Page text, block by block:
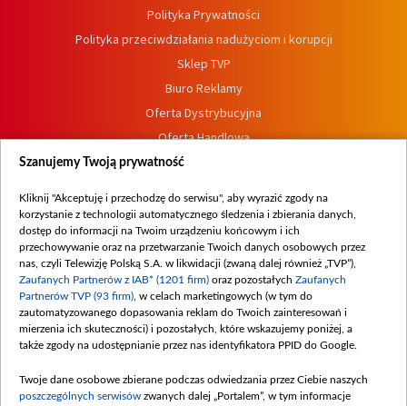
Polityka Prywatności
Polityka przeciwdziałania nadużyciom i korupcji
Sklep TVP
Biuro Reklamy
Oferta Dystrybucyjna
Oferta Handlowa
Dostępność
Procedura zgłoszeń wewnętrznych
Szanujemy Twoją prywatność
Kliknij "Akceptuję i przechodzę do serwisu", aby wyrazić zgody na
korzystanie z technologii automatycznego śledzenia i zbierania danych,
dostęp do informacji na Twoim urządzeniu końcowym i ich
przechowywanie oraz na przetwarzanie Twoich danych osobowych przez
nas, czyli Telewizję Polską S.A. w likwidacji (zwaną dalej również „TVP”),
Zaufanych Partnerów z IAB* (1201 firm) oraz pozostałych Zaufanych
Partnerów TVP (93 firm) , w celach marketingowych (w tym do
zautomatyzowanego dopasowania reklam do Twoich zainteresowań i
mierzenia ich skuteczności) i pozostałych, które wskazujemy poniżej, a
także zgody na udostępnianie przez nas identyfikatora PPID do Google.
Twoje dane osobowe zbierane podczas odwiedzania przez Ciebie naszych
poszczególnych serwisów zwanych dalej „Portalem”, w tym informacje